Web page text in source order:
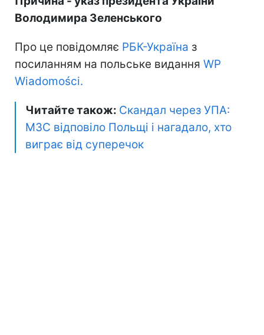
Володимира Зеленського
Про це повідомляє РБК-Україна з
посиланням на польське видання WP
Wiadomości.
Читайте також: Скандал через УПА:
МЗС відповіло Польщі і нагадало, хто
виграє від суперечок